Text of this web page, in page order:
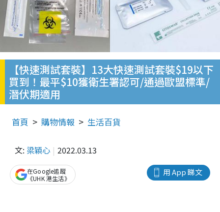
【快速測試套裝】13大快速測試套裝$19以下
買到！最平$10獲衛生署認可/通過歐盟標準/
潛伏期適用
首頁 購物情報 生活百貨
文: 梁穎心 2022.03.13
用 App 睇文
在Google追蹤
《UHK 港生活》